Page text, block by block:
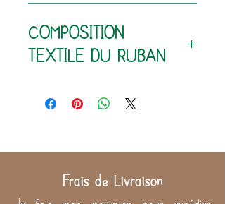
200 g/m²
COMPOSITION
TEXTILE DU RUBAN
60% polyester - 40% latex
Frais de Livraison
Je fais mon maximum pour expédier